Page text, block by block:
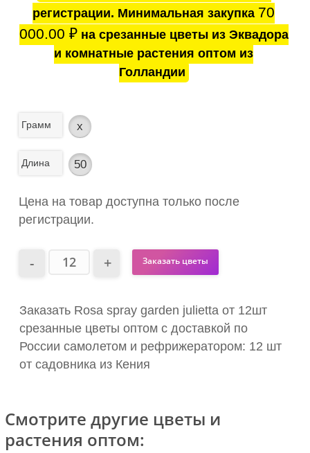
регистрации. Минимальная закупка 70
000.00 ₽на срезанные цветы из Эквадора
и комнатные растения оптом из
Голландии
Грамм x
Длина 50
Цена на товар доступна только после
регистрации.
Заказать цветы
Заказать Rosa spray garden julietta от 12шт
срезанные цветы оптом с доставкой по
России самолетом и рефрижератором: 12 шт
от садовника из Кения
Смотрите другие цветы и
растения оптом: